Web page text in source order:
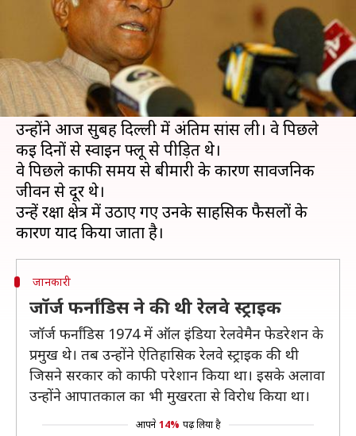
क्या है खबर?
देश के पूर्व रक्षा मंत्री और समता पार्टी के संस्थापक जॉर्ज
फर्नांडीस का लंबी बीमारी के बाद 88 साल की उम्र में
निधन हो गया है।
उन्होंने आज सुबह दिल्ली में अंतिम सांस ली। वे पिछले
कई दिनों से स्वाइन फ्लू से पीड़ित थे।
वे पिछले काफी समय से बीमारी के कारण सार्वजनिक
जीवन से दूर थे।
उन्हें रक्षा क्षेत्र में उठाए गए उनके साहसिक फैसलों के
जानकारी
जॉर्ज फर्नांडिस ने की थी रेलवे स्ट्राइक
जॉर्ज फर्नांडिस 1974 में ऑल इंडिया रेलवेमैन फेडरेशन के
प्रमुख थे। तब उन्होंने ऐतिहासिक रेलवे स्ट्राइक की थी
जिसने सरकार को काफी परेशान किया था। इसके अलावा
उन्होंने आपातकाल का भी मुखरता से विरोध किया था।
आपने 14% पढ़ लिया है